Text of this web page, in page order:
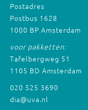
Postadres
Postbus 1628
1000 BP Amsterdam
voor pakketten:
Tafelbergweg 51
1105 BD Amsterdam
020 525 3690
dia@uva.nl